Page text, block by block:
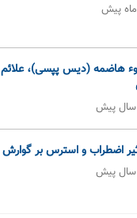
هاضمه (دیس پپسی)،
اضطراب و استرس بر گوارش